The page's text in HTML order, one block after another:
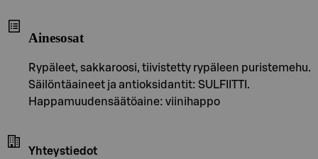
Ainesosat
Rypäleet, sakkaroosi, tiivistetty rypäleen puristemehu.
Säilöntäaineet ja antioksidantit: SULFIITTI.
Happamuudensäätöaine: viinihappo
Yhteystiedot